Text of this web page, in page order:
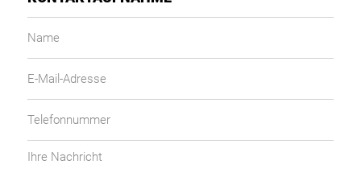
Name
E-
Telefonnummer
Ihre